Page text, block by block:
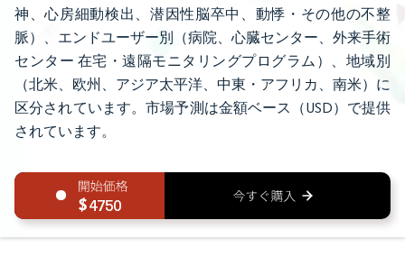
神、心房細動検出、潜因性脳卒中、動悸・その他の不整
脈）、エンドユーザー別（病院、心臓センター、外来手術
センター 在宅・遠隔モニタリングプログラム）、地域別
（北米、欧州、アジア太平洋、中東・アフリカ、南米）に
区分されています。市場予測は金額ベース（USD）で提供
されています。
4750